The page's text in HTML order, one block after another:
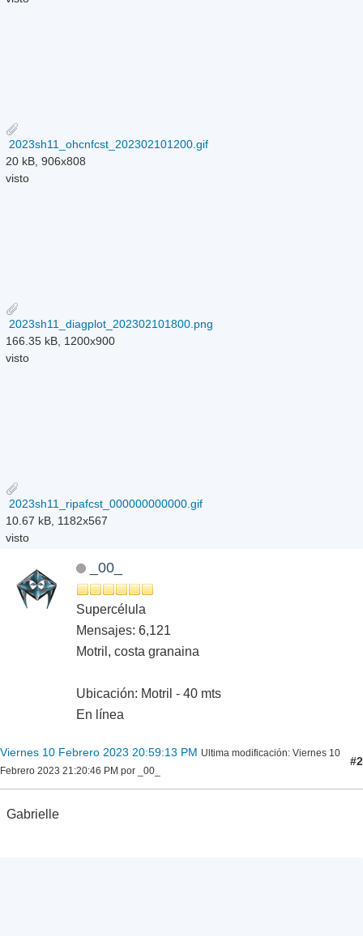
2023sh11_ohcnfcst_202302101200.gif
20 kB, 906x808
visto
2023sh11_diagplot_202302101800.png
166.35 kB, 1200x900
visto
2023sh11_ripafcst_000000000000.gif
10.67 kB, 1182x567
visto
_00_
Supercélula
Mensajes: 6,121
Motril, costa granaina
Ubicación: Motril - 40 mts
En línea
Viernes 10 Febrero 2023 20:59:13 PM Ultima modificación: Viernes 10
Febrero 2023 21:20:46 PM por _00_
#2
Gabrielle